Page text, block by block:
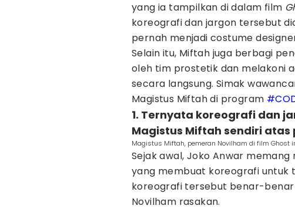
yang ia tampilkan di dalam film
koreografi dan jargon tersebut
pernah menjadi costume
Selain itu, Miftah juga berbagi
oleh tim prostetik dan melakoni
secara langsung. Simak
Magistus Miftah di program
1. Ternyata koreografi dan
Magistus Miftah sendiri
Magistus Miftah, pemeran Novilham di film Ghost
Sejak awal, Joko Anwar
yang membuat koreografi untuk
koreografi tersebut benar-
Novilham rasakan.